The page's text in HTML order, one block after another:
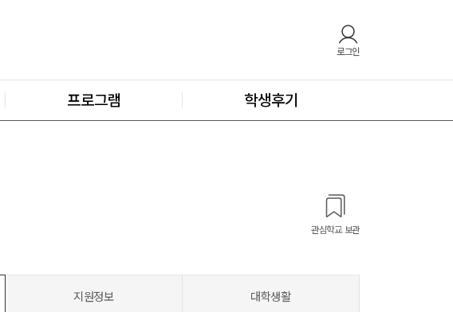
로그인
프로그램 학생후기
관심학교 보관
지원정보 대학생활